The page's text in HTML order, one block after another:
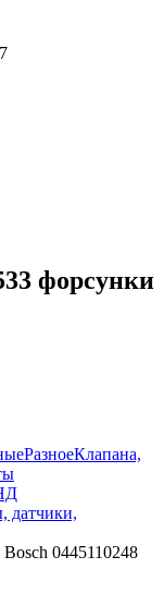
форсунки
РазноеКлапана,
датчики,
0445110248